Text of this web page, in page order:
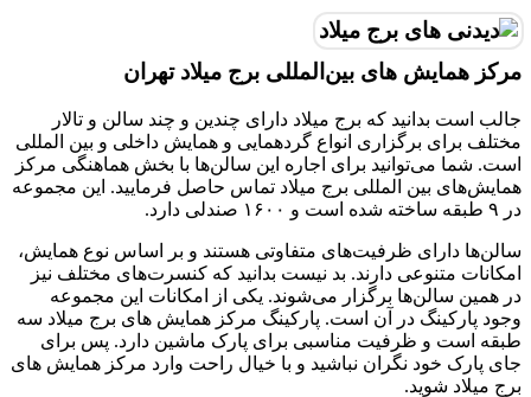
مرکز همایش‌ های بین‌المللی برج میلاد تهران
جالب است بدانید که برج میلاد دارای چندین و چند سالن و تالار
مختلف برای برگزاری انواع گردهمایی و همایش داخلی و بین المللی
است. شما می‌توانید برای اجاره این سالن‌ها با بخش هماهنگی مرکز
همایش‌های بین المللی برج میلاد تماس حاصل فرمایید. این مجموعه
در ۹ طبقه ساخته شده است و ۱۶۰۰ صندلی دارد.
سالن‌ها دارای ظرفیت‌های متفاوتی هستند و بر اساس نوع همایش،
امکانات متنوعی دارند. بد نیست بدانید که کنسرت‌های مختلف نیز
در همین سالن‌ها برگزار می‌شوند. یکی از امکانات این مجموعه
وجود پارکینگ در آن است. پارکینگ مرکز همایش های برج میلاد سه
طبقه است و ظرفیت مناسبی برای پارک ماشین دارد. پس برای
جای پارک خود نگران نباشید و با خیال راحت وارد مرکز همایش‌ های
برج میلاد شوید.